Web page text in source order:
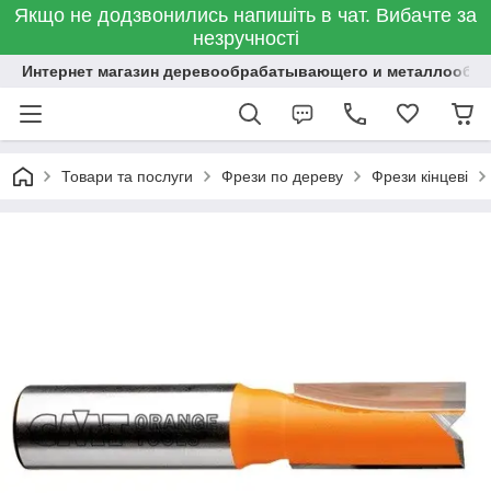
Якщо не додзвонились напишіть в чат. Вибачте за
незручності
Интернет магазин деревообрабатывающего и
Товари та послуги Фрези по дереву Фрези кінцеві